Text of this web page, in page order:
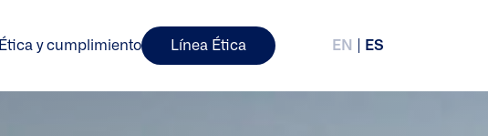
Ética y cumplimiento Línea Ética EN ES